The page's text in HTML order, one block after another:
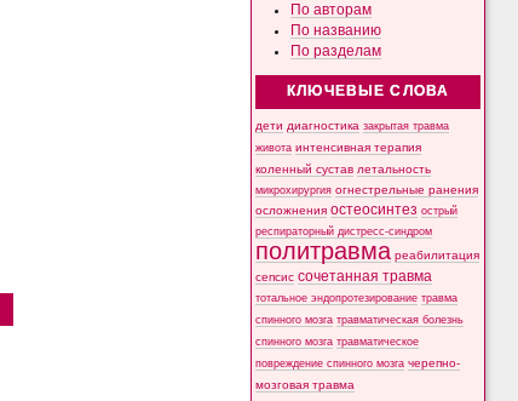
По авторам
По названию
По разделам
КЛЮЧЕВЫЕ СЛОВА
дети диагностика закрытая травма
живота интенсивная терапия
коленный сустав летальность
микрохирургия огнестрельные ранения
осложнения остеосинтез острый
респираторный дистресс-синдром
политравма реабилитация
сепсис сочетанная травма
тотальное эндопротезирование травма
спинного мозга травматическая болезнь
спинного мозга травматическое
повреждение спинного мозга черепно-
мозговая травма